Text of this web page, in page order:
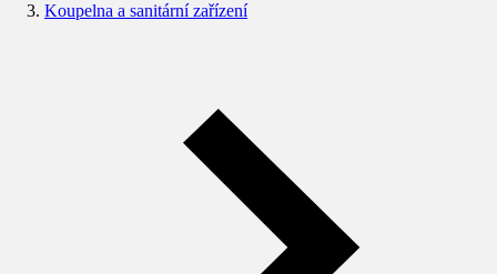
Koupelna a sanitární zařízení